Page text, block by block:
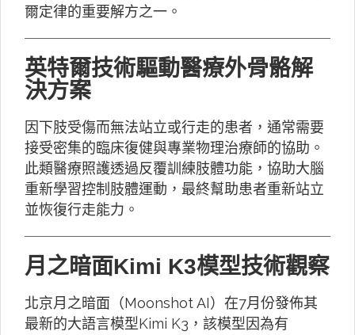
爾定律的重要解方之一。
英特爾技術驅動醫療外骨骼解
決方案
因下肢受傷而無法站立或行走的患者，通常需要
接受密集的臨床復健與專業物理治療師的協助。
此類醫療照護透過反覆訓練肢體功能，協助大腦
重新學習控制肢體運動，最終幫助患者重新站立
並恢復行走能力。
月之暗面Kimi K3模型技術觀察
北京月之暗面（Moonshot AI）在7月份發佈其
最新的大語言模型Kimi K3，該模型因為有